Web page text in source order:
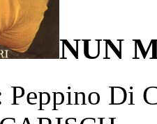
NUN
Peppino Di